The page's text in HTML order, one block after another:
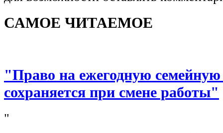
САМОЕ ЧИТАЕМОЕ
"Право на ежегодную
сохраняется при смене работы"
"